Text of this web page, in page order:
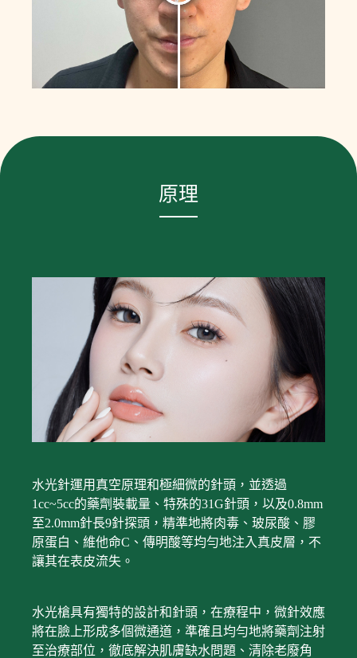
原理
水光針運用真空原理和極細微的針頭，並透過
1cc~5cc的藥劑裝載量、特殊的31G針頭，以及0.8mm
至2.0mm針長9針探頭，精準地將肉毒、玻尿酸、膠
原蛋白、維他命C、傳明酸等均勻地注入真皮層，不
讓其在表皮流失。
水光槍具有獨特的設計和針頭，在療程中，微針效應
將在臉上形成多個微通道，準確且均勻地將藥劑注射
至治療部位，徹底解決肌膚缺水問題、清除老廢角